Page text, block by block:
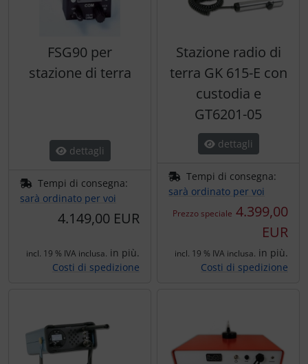
FSG90 per
stazione di terra
dettagli
Tempi di consegna:
sarà ordinato per voi
4.149,00 EUR
incl. 19 % IVA inclusa. in più.
Costi di spedizione
Stazione radio di
terra GK 615-E con
custodia e
GT6201-05
dettagli
Tempi di consegna:
sarà ordinato per voi
Prezzo speciale 4.399,00
EUR
incl. 19 % IVA inclusa. in più.
Costi di spedizione